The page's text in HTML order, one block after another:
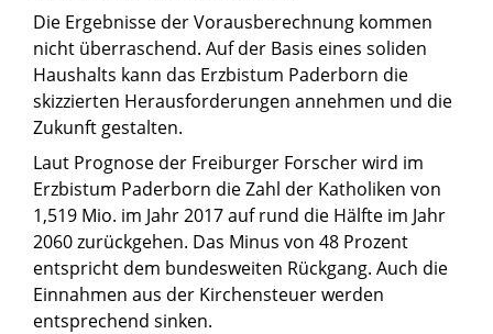
Die Ergebnisse der Vorausberechnung kommen
nicht überraschend. Auf der Basis eines soliden
Haushalts kann das Erzbistum Paderborn die
skizzierten Herausforderungen annehmen und die
Zukunft gestalten.
Laut Prognose der Freiburger Forscher wird im
Erzbistum Paderborn die Zahl der Katholiken von
1,519 Mio. im Jahr 2017 auf rund die Hälfte im Jahr
2060 zurückgehen. Das Minus von 48 Prozent
entspricht dem bundesweiten Rückgang. Auch die
Einnahmen aus der Kirchensteuer werden
entsprechend sinken.